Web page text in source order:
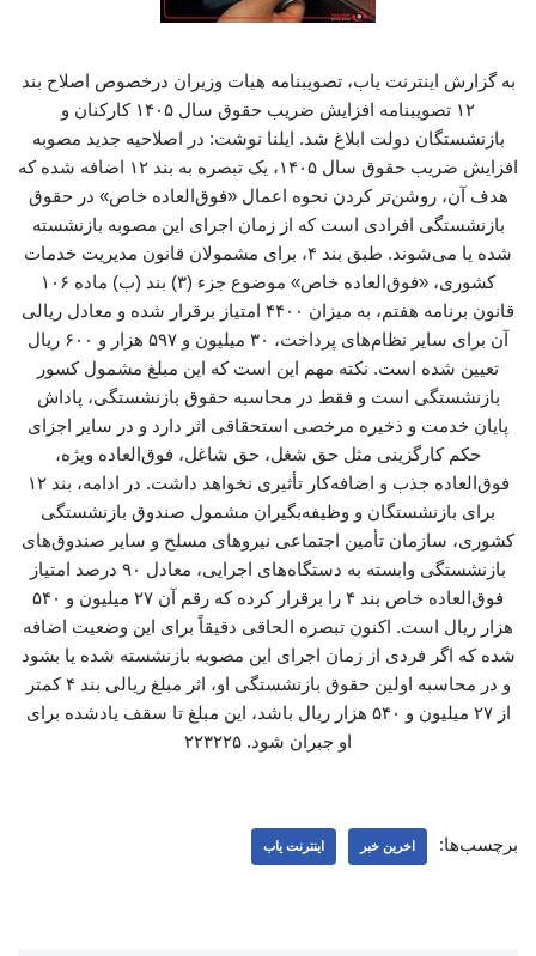
به گزارش اینترنت یاب، تصویبنامه هیات وزیران درخصوص اصلاح بند
۱۲ تصویبنامه افزایش ضریب حقوق سال ۱۴۰۵ کارکنان و
بازنشستگان دولت ابلاغ شد. ایلنا نوشت: در اصلاحیه جدید مصوبه
افزایش ضریب حقوق سال ۱۴۰۵، یک تبصره به بند ۱۲ اضافه شده که
هدف آن، روشن‌تر کردن نحوه اعمال «فوق‌العاده خاص» در حقوق
بازنشستگی افرادی است که از زمان اجرای این مصوبه بازنشسته
شده یا می‌شوند. طبق بند ۴، برای مشمولان قانون مدیریت خدمات
کشوری، «فوق‌العاده خاص» موضوع جزء (۳) بند (ب) ماده ۱۰۶
قانون برنامه هفتم، به میزان ۴۴۰۰ امتیاز برقرار شده و معادل ریالی
آن برای سایر نظام‌های پرداخت، ۳۰ میلیون و ۵۹۷ هزار و ۶۰۰ ریال
تعیین شده است. نکته مهم این است که این مبلغ مشمول کسور
بازنشستگی است و فقط در محاسبه حقوق بازنشستگی، پاداش
پایان خدمت و ذخیره مرخصی استحقاقی اثر دارد و در سایر اجزای
حکم کارگزینی مثل حق شغل، حق شاغل، فوق‌العاده ویژه،
فوق‌العاده جذب و اضافه‌کار تأثیری نخواهد داشت. در ادامه، بند ۱۲
برای بازنشستگان و وظیفه‌بگیران مشمول صندوق بازنشستگی
کشوری، سازمان تأمین اجتماعی نیروهای مسلح و سایر صندوق‌های
بازنشستگی وابسته به دستگاه‌های اجرایی، معادل ۹۰ درصد امتیاز
فوق‌العاده خاص بند ۴ را برقرار کرده که رقم آن ۲۷ میلیون و ۵۴۰
هزار ریال است. اکنون تبصره الحاقی دقیقاً برای این وضعیت اضافه
شده که اگر فردی از زمان اجرای این مصوبه بازنشسته شده یا بشود
و در محاسبه اولین حقوق بازنشستگی او، اثر مبلغ ریالی بند ۴ کمتر
از ۲۷ میلیون و ۵۴۰ هزار ریال باشد، این مبلغ تا سقف یادشده برای
او جبران شود. ۲۲۳۲۲۵
برچسب‌ها: اخرین خبر اینترنت یاب